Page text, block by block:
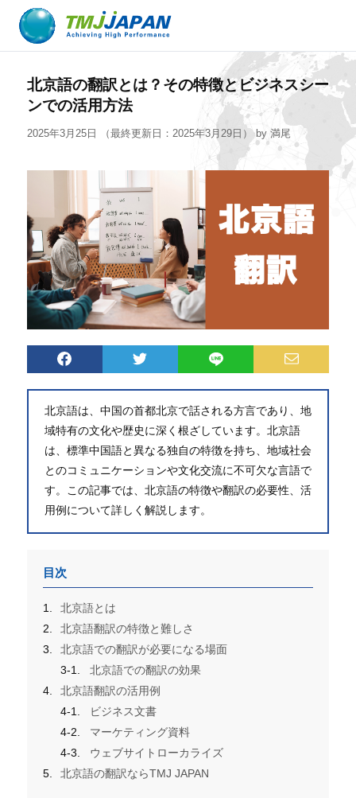
北京語の翻訳とは？その特徴とビジネスシー
ンでの活用方法
2025年3月25日 （最終更新日：2025年3月29日） by 満尾
北京語は、中国の首都北京で話される方言であり、地
域特有の文化や歴史に深く根ざしています。北京語
は、標準中国語と異なる独自の特徴を持ち、地域社会
とのコミュニケーションや文化交流に不可欠な言語で
す。この記事では、北京語の特徴や翻訳の必要性、活
用例について詳しく解説します。
目次
北京語とは
北京語翻訳の特徴と難しさ
北京語での翻訳が必要になる場面
北京語での翻訳の効果
北京語翻訳の活用例
ビジネス文書
マーケティング資料
ウェブサイトローカライズ
北京語の翻訳ならTMJ JAPAN